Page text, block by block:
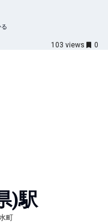
103 views 0
)駅
町